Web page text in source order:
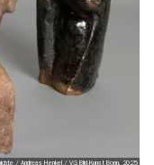
/ Andreas Henkel / VG Bild-Kunst Bonn, 2025